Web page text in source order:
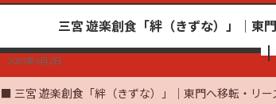
三宮 遊楽創食「絆（きずな）」｜東
2025年6月2日
■ 三宮 遊楽創食「絆（きずな）」｜東門へ移転・リー